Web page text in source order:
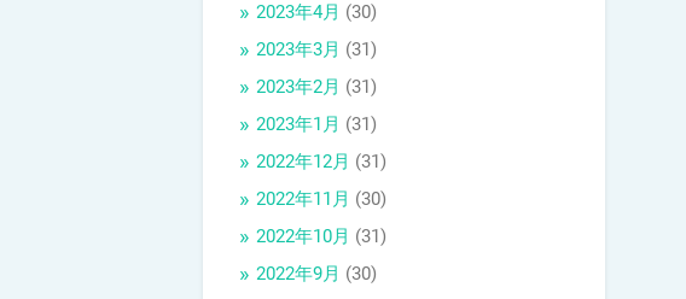
2023年4月 (30)
2023年3月 (31)
2023年2月 (31)
2023年1月 (31)
2022年12月 (31)
2022年11月 (30)
2022年10月 (31)
2022年9月 (30)